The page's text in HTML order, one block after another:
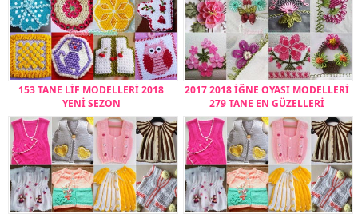
153 TANE LİF MODELLERİ 2018
YENİ SEZON
2017 2018 İĞNE OYASI MODELLERİ
279 TANE EN GÜZELLERİ